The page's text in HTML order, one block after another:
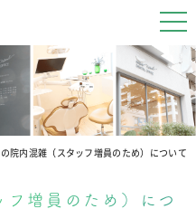
院内混雑（スタッフ増員のため）について
増員のため）につ